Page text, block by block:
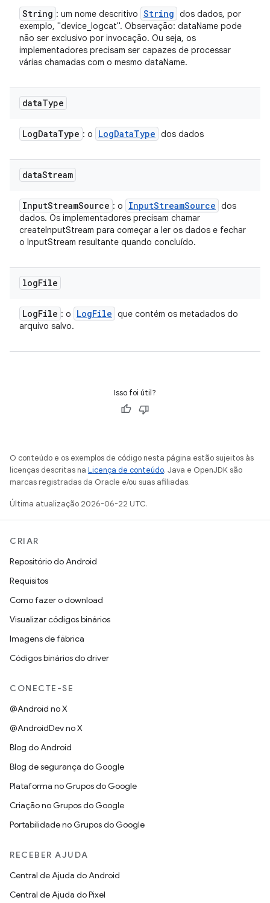
String : um nome descritivo String dos dados, por
exemplo, "device_logcat". Observação: dataName pode
não ser exclusivo por invocação. Ou seja, os
implementadores precisam ser capazes de processar
várias chamadas com o mesmo dataName.
dataType
LogDataType : o LogDataType dos dados
dataStream
InputStreamSource : o InputStreamSource dos
dados. Os implementadores precisam chamar
createInputStream para começar a ler os dados e fechar
o InputStream resultante quando concluído.
logFile
LogFile : o LogFile que contém os metadados do
arquivo salvo.
Isso foi útil?
O conteúdo e os exemplos de código nesta página estão sujeitos às
licenças descritas na Licença de conteúdo. Java e OpenJDK são
marcas registradas da Oracle e/ou suas afiliadas.
Última atualização 2026-06-22 UTC.
CRIAR
Repositório do Android
Requisitos
Como fazer o download
Visualizar códigos binários
Imagens de fábrica
Códigos binários do driver
CONECTE-SE
@Android no X
@AndroidDev no X
Blog do Android
Blog de segurança do Google
Plataforma no Grupos do Google
Criação no Grupos do Google
Portabilidade no Grupos do Google
RECEBER AJUDA
Central de Ajuda do Android
Central de Ajuda do Pixel